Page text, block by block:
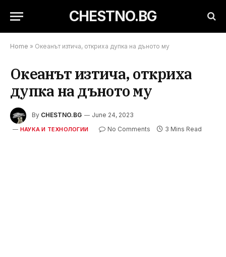
CHESTNO.BG
Home » Океанът изтича, откриха дупка на дъното му
Океанът изтича, откриха
дупка на дъното му
By CHESTNO.BG June 24, 2023
НАУКА И ТЕХНОЛОГИИ No Comments 3 Mins Read